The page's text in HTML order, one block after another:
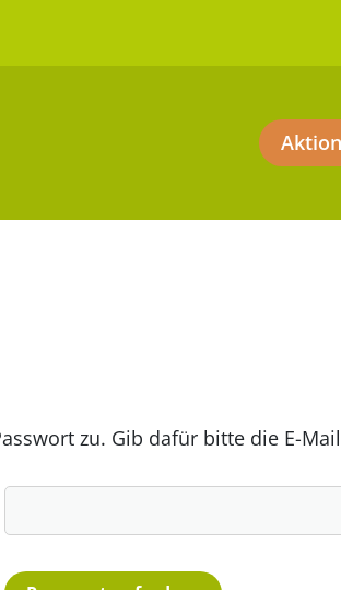
zu. Gib dafür bitte die E-